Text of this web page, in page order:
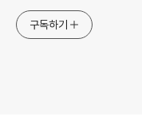
구독하기